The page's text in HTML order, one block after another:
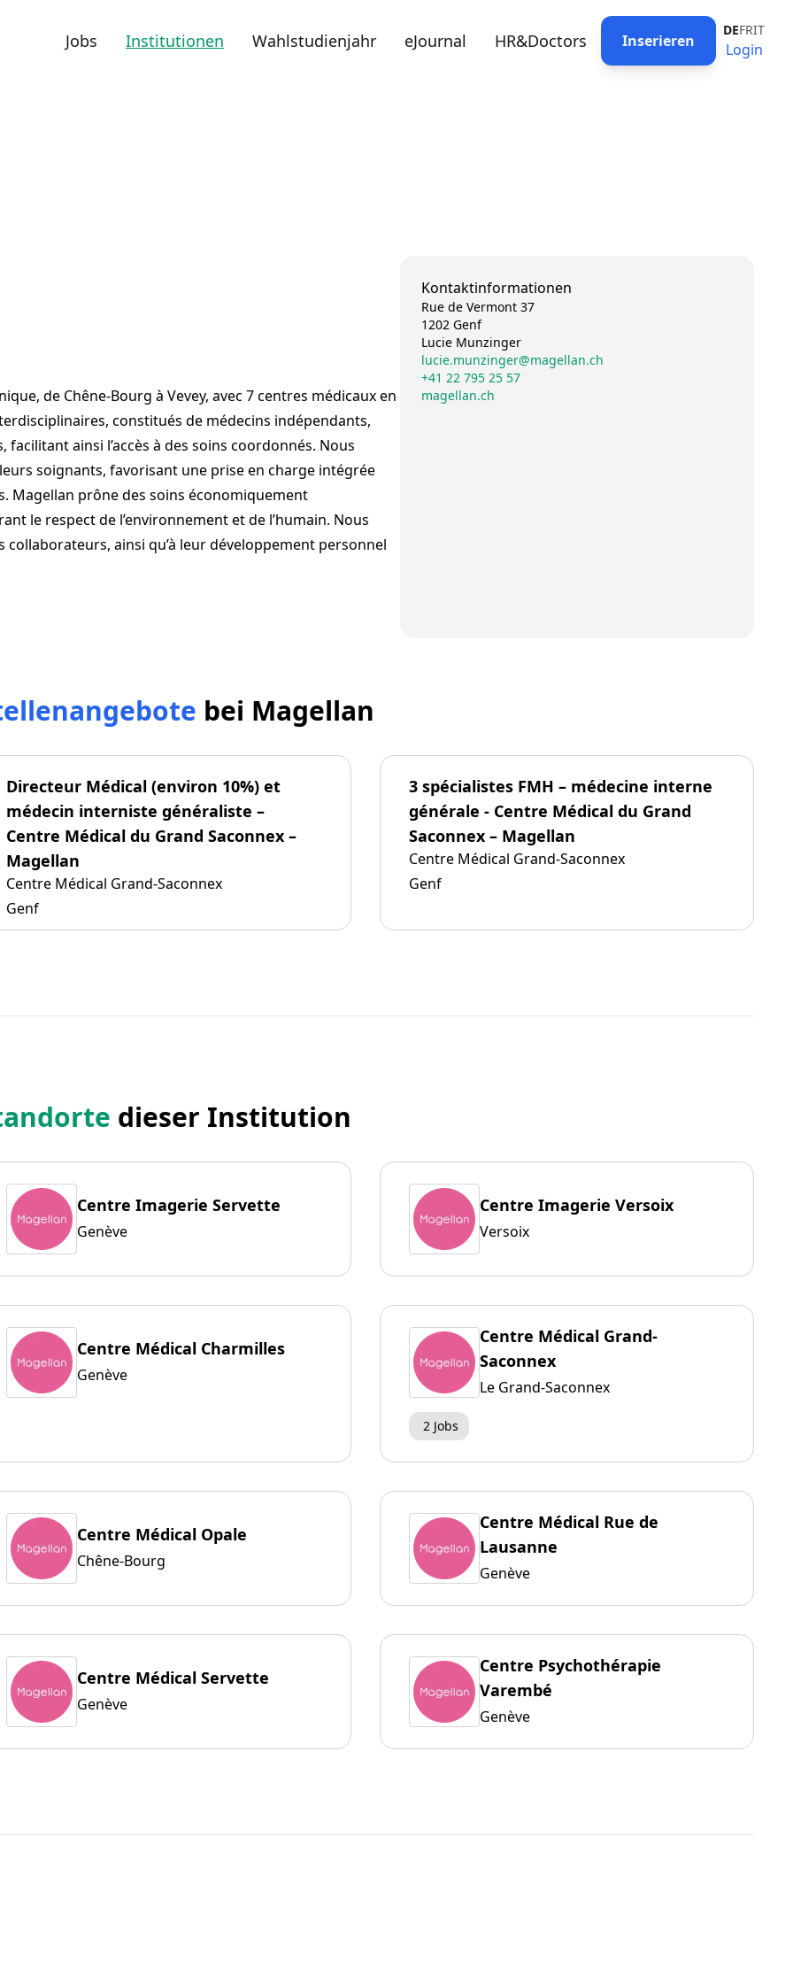
Jobs Institutionen Wahlstudienjahr eJournal HR&Doctors Inserieren
DEFRIT
Login
de Chêne-Bourg à Vevey, avec 7 centres médicaux en
constitués de médecins indépendants,
ainsi l’accès à des soins coordonnés. Nous
soignants, favorisant une prise en charge intégrée
Magellan prône des soins économiquement
le respect de l’environnement et de l’humain. Nous
ainsi qu’à leur développement personnel
Kontaktinformationen
Rue de Vermont 37
1202 Genf
Lucie Munzinger
lucie.munzinger@magellan.ch
+41 22 795 25 57
magellan.ch
bei Magellan
Directeur Médical (environ 10%) et
médecin interniste généraliste –
Centre Médical du Grand Saconnex –
Magellan
Centre Médical Grand-Saconnex
Genf
3 spécialistes FMH – médecine interne
générale - Centre Médical du Grand
Saconnex – Magellan
Centre Médical Grand-Saconnex
Genf
dieser Institution
Centre Imagerie Servette
Genève
Centre Imagerie Versoix
Versoix
Centre Médical Charmilles
Genève
Centre Médical Grand-
Saconnex
Le Grand-Saconnex
2 Jobs
Centre Médical Opale
Chêne-Bourg
Centre Médical Rue de
Lausanne
Genève
Centre Médical Servette
Genève
Centre Psychothérapie
Varembé
Genève